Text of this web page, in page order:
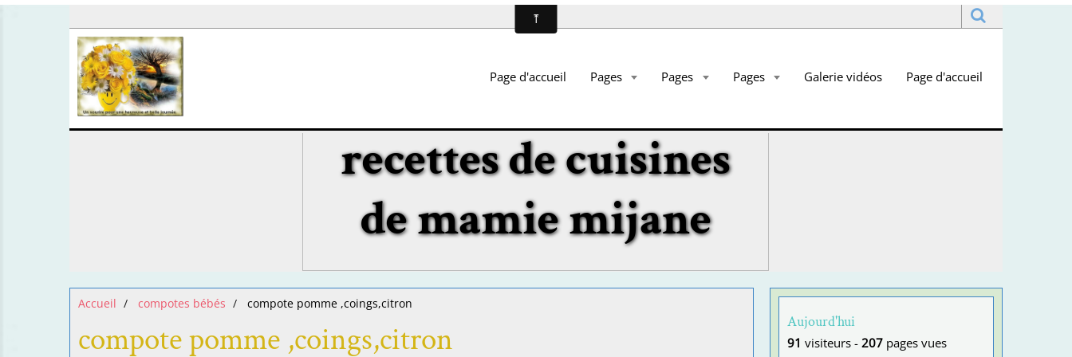
Page d'accueil Pages Pages Pages Galerie vidéos Page d'accueil
recettes de cuisines
de mamie mijane
Accueil compotes bébés compote pomme ,coings,citron
compote pomme ,coings,citron Aujourd'hui
91 visiteurs - 207pages vues